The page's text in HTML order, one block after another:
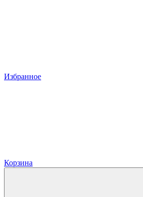
Избранное
Корзина